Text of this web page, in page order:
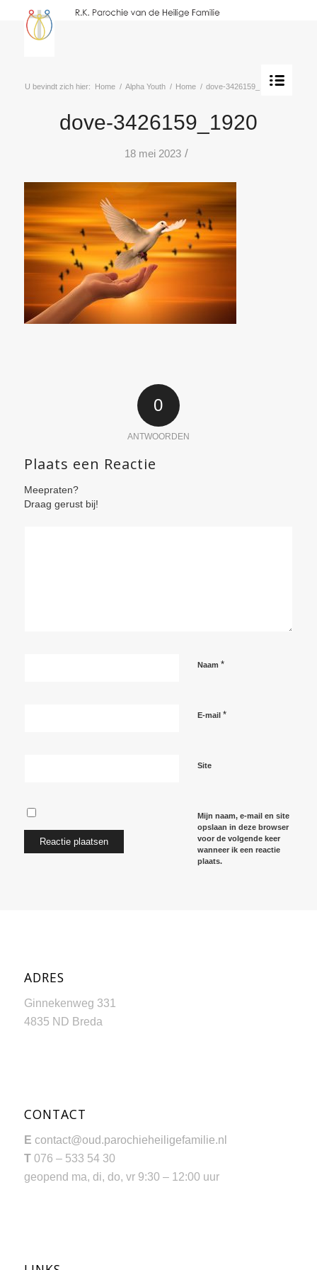
U bevindt zich hier: Home / Alpha Youth / Home / dove-3426159_1920
dove-3426159_1920
18 mei 2023 /
0
ANTWOORDEN
Plaats een Reactie
Meepraten?
Draag gerust bij!
Naam *
E-mail *
Site
Mijn naam, e-mail en site
opslaan in deze browser
voor de volgende keer
wanneer ik een reactie
plaats.
ADRES
Ginnekenweg 331
4835 ND Breda
CONTACT
E contact@oud.parochieheiligefamilie.nl
T076 – 533 54 30
geopend ma, di, do, vr 9:30 – 12:00 uur